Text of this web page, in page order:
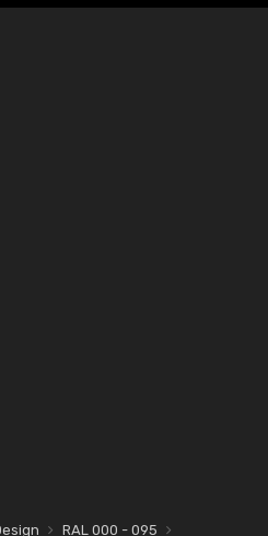
RAL 000 - 095